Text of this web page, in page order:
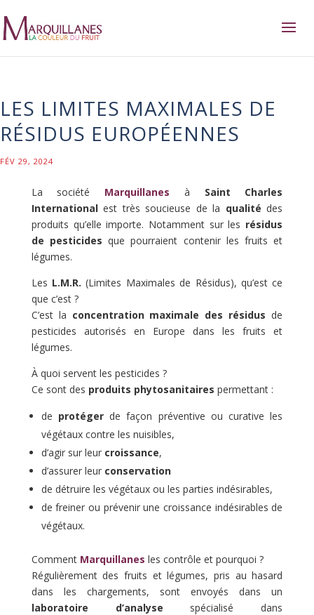
LES LIMITES MAXIMALES DE
RÉSIDUS EUROPÉENNES
FÉV 29, 2024
La société Marquillanes à Saint Charles
Internationalest très soucieuse de la qualité des
produits qu’elle importe. Notamment sur les résidus
de pesticides que pourraient contenir les fruits et
légumes.
Les L.M.R. (Limites Maximales de Résidus), qu’est ce
que c’est ?
C’est la concentration maximale des résidus de
pesticides autorisés en Europe dans les fruits et
légumes.
À quoi servent les pesticides ?
Ce sont des produits phytosanitaires permettant :
de protéger de façon préventive ou curative les
végétaux contre les nuisibles,
d’agir sur leur croissance,
d’assurer leur conservation
de détruire les végétaux ou les parties indésirables,
de freiner ou prévenir une croissance indésirables de
végétaux.
Comment Marquillanes les contrôle et pourquoi ?
Régulièrement des fruits et légumes, pris au hasard
dans les chargements, sont envoyés dans un
laboratoire d’analyse spécialisé dans